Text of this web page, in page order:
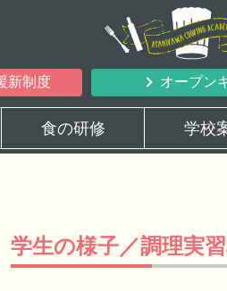
新制度 オープン
食の研修 学校
学生の様子／調理実